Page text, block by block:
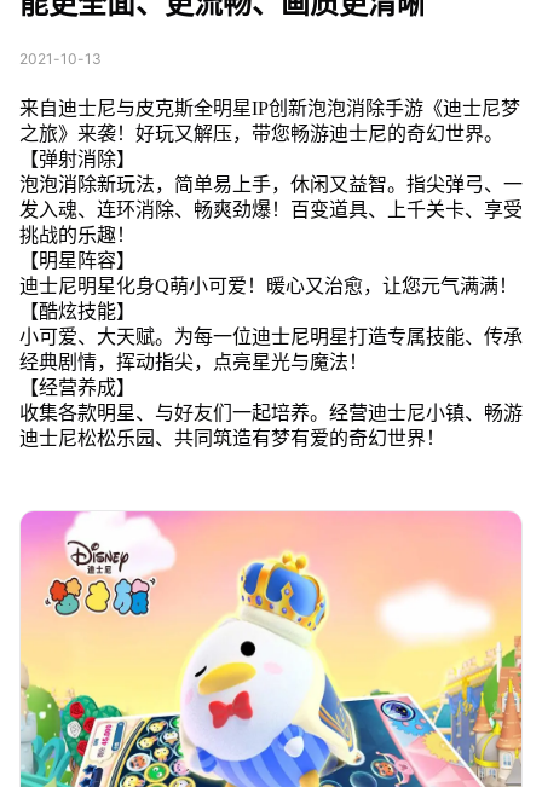
2021-10-13
来自迪士尼与皮克斯全明星IP创新泡泡消除手游《迪士尼梦
之旅》来袭！好玩又解压，带您畅游迪士尼的奇幻世界。
【弹射消除】
泡泡消除新玩法，简单易上手，休闲又益智。指尖弹弓、一
发入魂、连环消除、畅爽劲爆！百变道具、上千关卡、享受
挑战的乐趣！
【明星阵容】
迪士尼明星化身Q萌小可爱！暖心又治愈，让您元气满满！
【酷炫技能】
小可爱、大天赋。为每一位迪士尼明星打造专属技能、传承
经典剧情，挥动指尖，点亮星光与魔法！
【经营养成】
收集各款明星、与好友们一起培养。经营迪士尼小镇、畅游
迪士尼松松乐园、共同筑造有梦有爱的奇幻世界！